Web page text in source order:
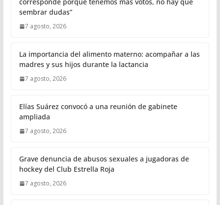
sembrar dudas”
7 agosto, 2026
La importancia del alimento materno: acompañar a las
madres y sus hijos durante la lactancia
7 agosto, 2026
Elías Suárez convocó a una reunión de gabinete
ampliada
7 agosto, 2026
Grave denuncia de abusos sexuales a jugadoras de
hockey del Club Estrella Roja
7 agosto, 2026